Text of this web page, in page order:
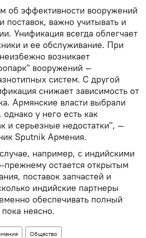
об эффективности вооружений
поставок, важно учитывать и
Унификация всегда облегчает
и ее обслуживание. При
возникает
вооружений —
систем. С другой
снижает зависимость от
Армянские власти выбрали
у него есть как
и серьезные недостатки", —
Sputnik Армения.
например, с индийскими
остается открытым
поставок запчастей и
индийские партнеры
обеспечивать полный
неясно.
Общество